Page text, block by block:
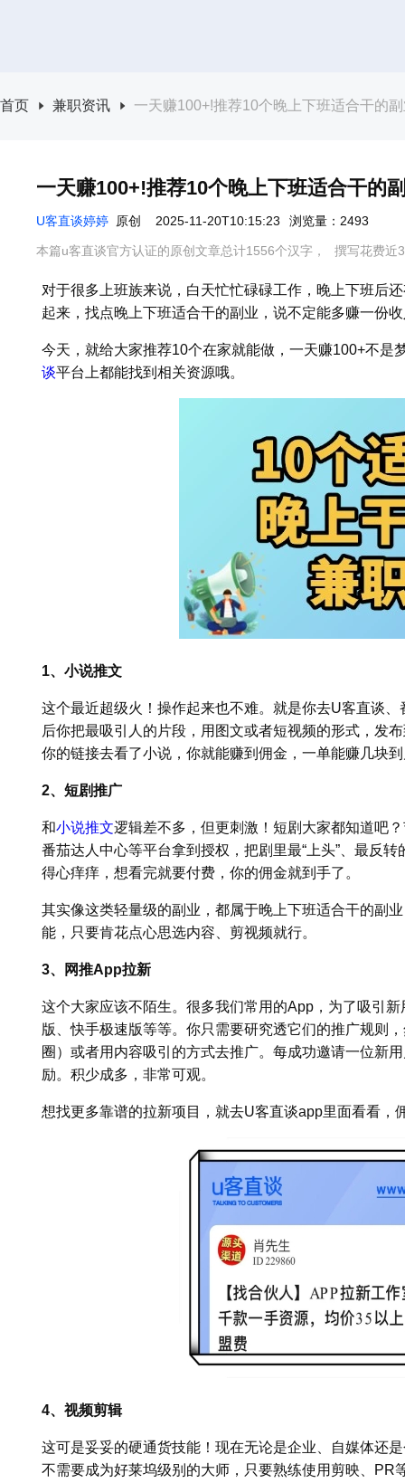
首页 兼职资讯 一天赚100+!推荐10个晚上下班适合干的
一天赚100+!推荐10个晚上下班适合干的
U客直谈婷婷 原创 2025-11-20T10:15:23 浏览量：2493
本篇u客直谈官方认证的原创文章总计1556个汉字， 撰写花费近
对于很多上班族来说，白天忙忙碌碌工作，晚上下班后
起来，找点晚上下班适合干的副业，说不定能多赚一份
今天，就给大家推荐10个在家就能做，一天赚100+不是
谈平台上都能找到相关资源哦。
1、小说推文
这个最近超级火！操作起来也不难。就是你去U客直谈
后你把最吸引人的片段，用图文或者短视频的形式，发
你的链接去看了小说，你就能赚到佣金，一单能赚几块
2、短剧推广
和小说推文逻辑差不多，但更刺激！短剧大家都知道吧
番茄达人中心等平台拿到授权，把剧里最“上头”、最反
得心痒痒，想看完就要付费，你的佣金就到手了。
其实像这类轻量级的副业，都属于晚上下班适合干的副
能，只要肯花点心思选内容、剪视频就行。
3、网推App拉新
这个大家应该不陌生。很多我们常用的App，为了吸引
版、快手极速版等等。你只需要研究透它们的推广规则
圈）或者用内容吸引的方式去推广。每成功邀请一位新
励。积少成多，非常可观。
想找更多靠谱的拉新项目，就去U客直谈app里面看看，
4、视频剪辑
这可是妥妥的硬通货技能！现在无论是企业、自媒体还
不需要成为好莱坞级别的大师，只要熟练使用剪映、PR